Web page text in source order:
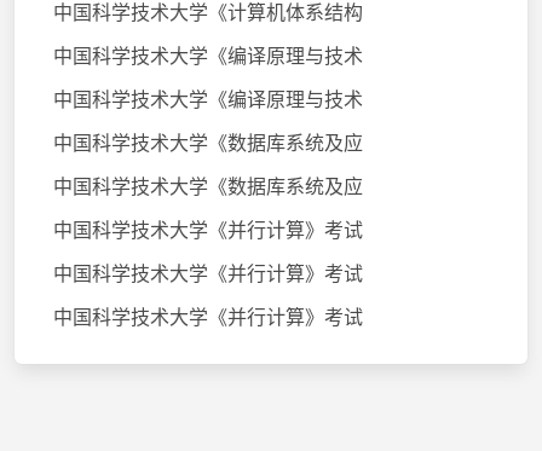
中国科学技术大学《计算机体系结构
中国科学技术大学《编译原理与技术
中国科学技术大学《编译原理与技术
中国科学技术大学《数据库系统及应
中国科学技术大学《数据库系统及应
中国科学技术大学《并行计算》考试
中国科学技术大学《并行计算》考试
中国科学技术大学《并行计算》考试